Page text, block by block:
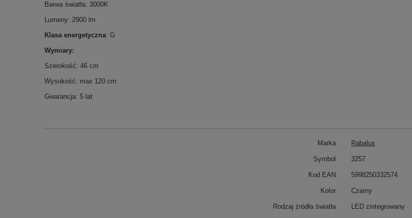
Barwa światła: 3000K
Lumeny: 2900 lm
Klasa energetyczna: G
Wymiary:
Szerokość: 46 cm
Wysokość: max 120 cm
Gwarancja: 5 lat
Marka Rabalux
Symbol 3257
Kod EAN 5998250332574
Kolor Czarny
Rodzaj źródła światła LED zintegrowany